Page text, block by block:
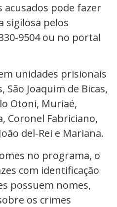
pode fazer
sigilosa pelos
9504 ou no portal
unidades prisionais
São Joaquim de Bicas,
Otoni, Muriaé,
Coronel Fabriciano,
del-Rei e Mariana.
no programa, o
com identificação
possuem nomes,
os crimes